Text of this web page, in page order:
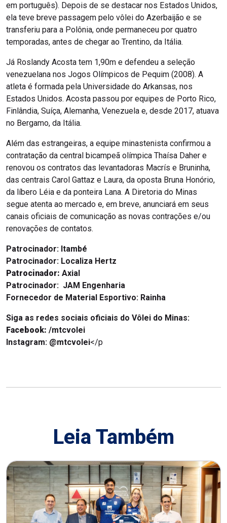
em português). Depois de se destacar nos Estados Unidos,
ela teve breve passagem pelo vôlei do Azerbaijão e se
transferiu para a Polônia, onde permaneceu por quatro
temporadas, antes de chegar ao Trentino, da Itália.
Já Roslandy Acosta tem 1,90m e defendeu a seleção
venezuelana nos Jogos Olímpicos de Pequim (2008). A
atleta é formada pela Universidade do Arkansas, nos
Estados Unidos. Acosta passou por equipes de Porto Rico,
Finlândia, Suíça, Alemanha, Venezuela e, desde 2017, atuava
no Bergamo, da Itália.
Além das estrangeiras, a equipe minastenista confirmou a
contratação da central bicampeã olímpica Thaísa Daher e
renovou os contratos das levantadoras Macrís e Bruninha,
das centrais Carol Gattaz e Laura, da oposta Bruna Honório,
da líbero Léia e da ponteira Lana. A Diretoria do Minas
segue atenta ao mercado e, em breve, anunciará em seus
canais oficiais de comunicação as novas contrações e/ou
renovações de contatos.
Patrocinador: Itambé
Patrocinador: Localiza Hertz
Patrocinador: Axial
Patrocinador: JAM Engenharia
Fornecedor de Material Esportivo: Rainha
Siga as redes sociais oficiais do Vôlei do Minas:
Facebook: /mtcvolei
Instagram: @mtcvolei</p
Leia Também